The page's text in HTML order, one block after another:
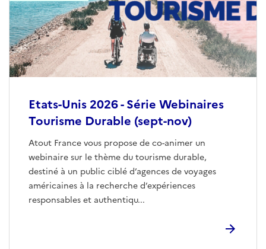
Etats-Unis 2026 - Série Webinaires
Tourisme Durable (sept-nov)
Atout France vous propose de co-animer un
webinaire sur le thème du tourisme durable,
destiné à un public ciblé d’agences de voyages
américaines à la recherche d’expériences
responsables et authentiqu...